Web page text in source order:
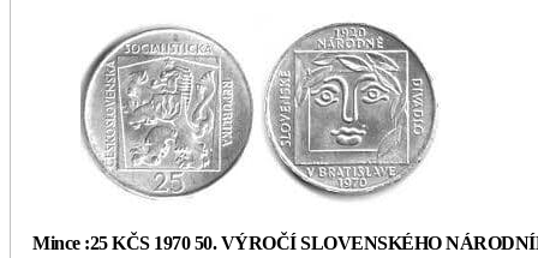
Mince :25 KČS 1970 50. VÝROČÍ SLOVENSKÉHO